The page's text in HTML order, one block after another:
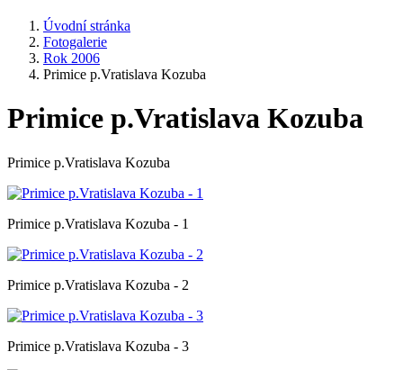
Úvodní stránka
Fotogalerie
Rok 2006
Primice p.Vratislava Kozuba
Primice p.Vratislava Kozuba
Primice p.Vratislava Kozuba
Primice p.Vratislava Kozuba - 1
Primice p.Vratislava Kozuba - 2
Primice p.Vratislava Kozuba - 3